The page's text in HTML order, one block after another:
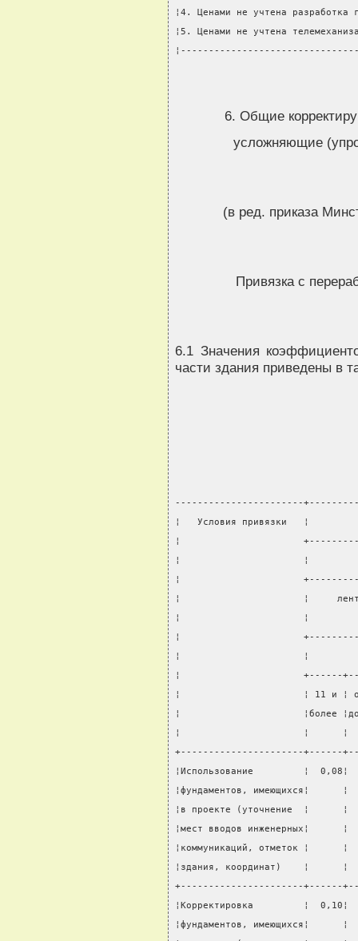
¦4. Ценами не учтена
¦5. Ценами не учтена
6. Общие
усложняющие
(в ред. приказа
Привязка с
6.1 Значения
части здания приведены в
-----------------------
¦   Условия привязки   ¦
¦
¦                      ¦
¦
¦                      ¦
¦                      ¦
¦
¦                      ¦
¦                      +------
¦                      ¦ 11 и ¦ от 5
¦                      ¦более ¦до
¦                      ¦      ¦
+----------------------+------
¦Использование         ¦  0,08¦
¦фундаментов,
¦в проекте (уточнение
¦мест вводов
¦коммуникаций, отметок
¦здания, координат)    ¦
+----------------------+------
¦Корректировка         ¦  0,10¦
¦фундаментов,